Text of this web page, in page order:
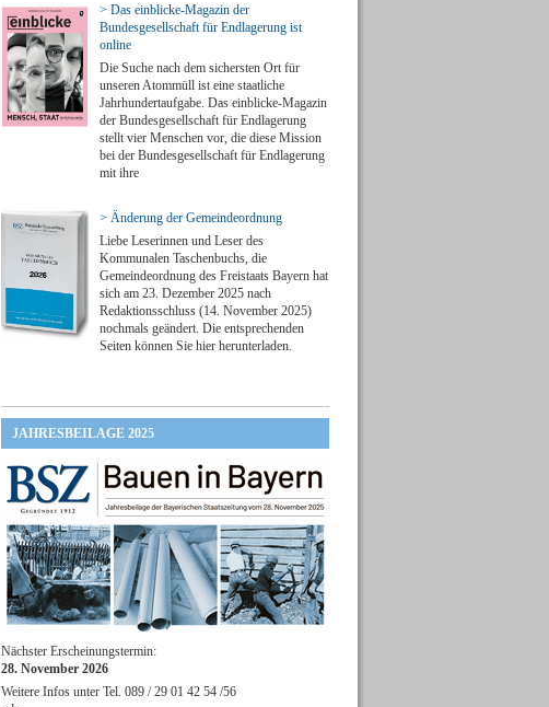
> Das einblicke-Magazin der
Bundesgesellschaft für Endlagerung ist
online
Die Suche nach dem sichersten Ort für
unseren Atommüll ist eine staatliche
Jahrhundertaufgabe. Das einblicke-Magazin
der Bundesgesellschaft für Endlagerung
stellt vier Menschen vor, die diese Mission
bei der Bundesgesellschaft für Endlagerung
mit ihre
> Änderung der Gemeindeordnung
Liebe Leserinnen und Leser des
Kommunalen Taschenbuchs, die
Gemeindeordnung des Freistaats Bayern hat
sich am 23. Dezember 2025 nach
Redaktionsschluss (14. November 2025)
nochmals geändert. Die entsprechenden
Seiten können Sie hier herunterladen.
JAHRESBEILAGE 2025
Nächster Erscheinungstermin:
28. November 2026
Weitere Infos unter Tel. 089 / 29 01 42 54 /56